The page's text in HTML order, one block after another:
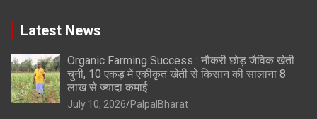
Latest News
Organic Farming Success : नौकरी छोड़ जैविक खेती
चुनी, 10 एकड़ में एकीकृत खेती से किसान की सालाना 8
लाख से ज्यादा कमाई
July 10, 2026 PalpalBharat